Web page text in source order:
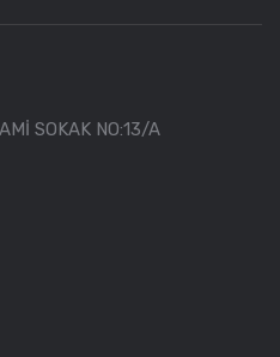
SOKAK NO:13/A